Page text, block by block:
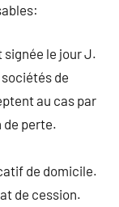
signée le jour J.
de
au cas par
perte.
de domicile.
de cession.